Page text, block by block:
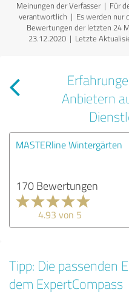
Meinungen der Verfasser | Für
verantwortlich | Es werden nur
Bewertungen der letzten 24
23.12.2020 | Letzte
Anbietern
MASTERline Wintergärten
170 Bewertungen
4.93 von 5
Tipp: Die passenden
dem ExpertCompass